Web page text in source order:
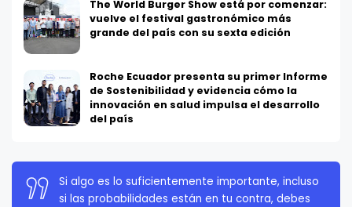
The World Burger Show está por comenzar:
vuelve el festival gastronómico más
grande del país con su sexta edición
Roche Ecuador presenta su primer Informe
de Sostenibilidad y evidencia cómo la
innovación en salud impulsa el desarrollo
del país
Si algo es lo suficientemente importante, incluso
si las probabilidades están en tu contra, debes
La persistencia es muy importante. No debes
rendirte a menos que estés obligado a rendirte.